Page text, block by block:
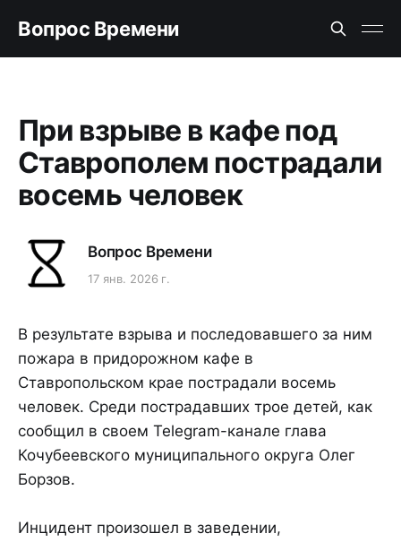
Вопрос Времени
При взрыве в кафе под
Ставрополем пострадали
восемь человек
Вопрос Времени
17 янв. 2026 г.
В результате взрыва и последовавшего за ним
пожара в придорожном кафе в
Ставропольском крае пострадали восемь
человек. Среди пострадавших трое детей, как
сообщил в своем Telegram-канале глава
Кочубеевского муниципального округа Олег
Борзов.
Инцидент произошел в заведении,